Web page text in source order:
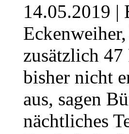
14.05.2019 |
zusätzlich
bisher nicht
aus, sagen
nächtliches